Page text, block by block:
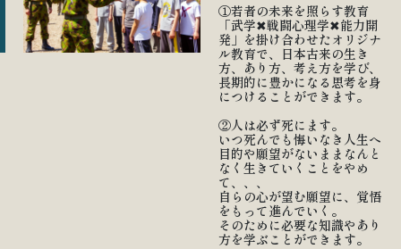
①若者の未来を照らす教育
「武学✖︎戦闘心理学✖︎能力開
発」を掛け合わせたオリジナ
ル教育で、日本古来の生き
方、あり方、考え方を学び、
長期的に豊かになる思考を身
につけることができます。
②人は必ず死にます。
いつ死んでも悔いなき人生へ
目的や願望がないままなんと
なく生きていくことをやめ
て、、、
自らの心が望む願望に、覚悟
をもって進んでいく。
そのために必要な知識やあり
方を学ぶことができます。